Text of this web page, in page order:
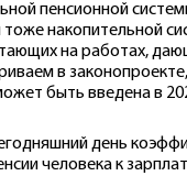
пенсионной
накопительной
на работах,
в
быть введена в
день
человека к